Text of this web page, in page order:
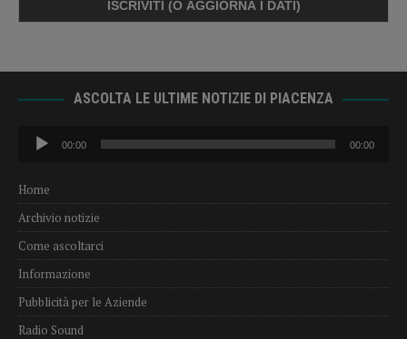
ASCOLTA LE ULTIME NOTIZIE DI PIACENZA
Audio
Player
00:00 00:00
Home
Archivio notizie
Come ascoltarci
Informazione
Pubblicità per le Aziende
Radio Sound